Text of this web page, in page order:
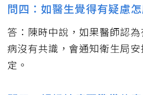
問四：如醫生覺得有疑慮
答：陳時中說，如果醫師認
病沒有共識，會通知衛生局安
定。